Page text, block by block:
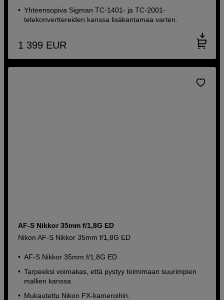
Yhteensopiva Sigman TC-1401- ja TC-2001-
telekonverttereiden kanssa lisäkantamaa varten.
1 399 EUR
AF-S Nikkor 35mm f/1,8G ED
Nikon AF-S Nikkor 35mm f/1,8G ED
AF-S Nikkor 35mm f/1,8G ED
Tarpeeksi voimakas, että pystyy toimimaan suurimpien
mallien kanssa
Mukautettu Nikon FX-kameroihin.